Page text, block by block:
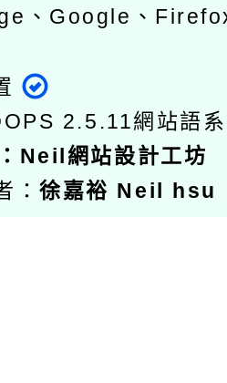
、Google、
2.5.11網站語
： Neil網站設計工坊
：徐嘉裕 Neil hsu